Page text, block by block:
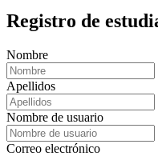
Registro de
Nombre
Apellidos
Nombre de usuario
Correo electrónico